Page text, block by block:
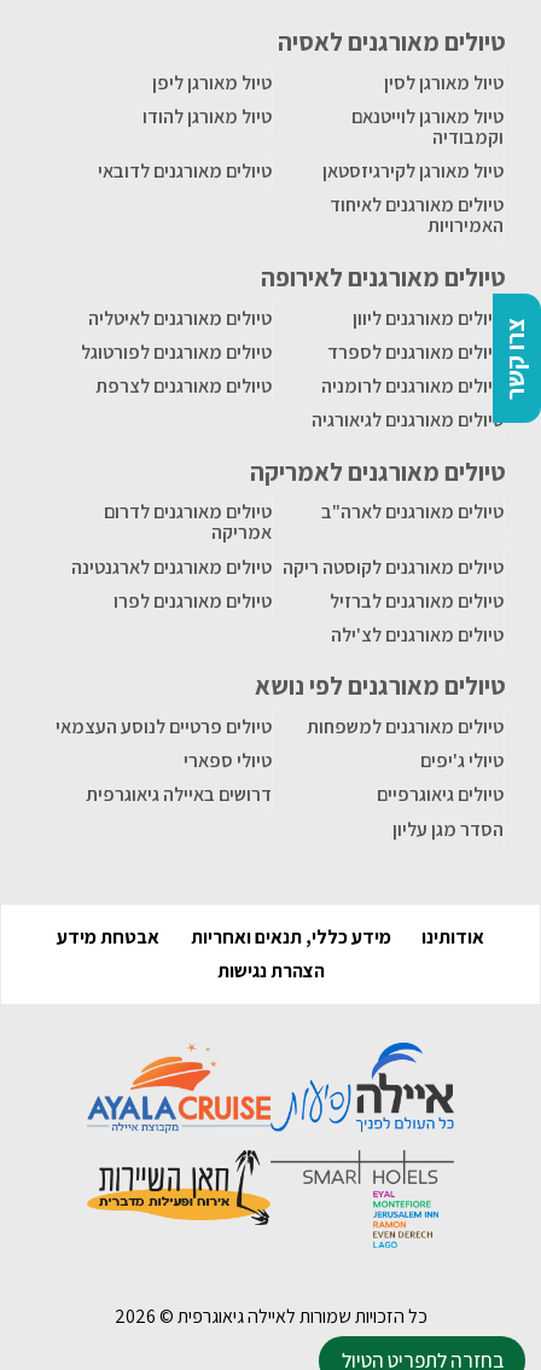
צרו קשר
בחזרה לתפריט הטיול
טיולים מאורגנים לאסיה
טיול מאורגן לסין
טיול מאורגן ליפן
טיול מאורגן לוייטנאם
וקמבודיה
טיול מאורגן להודו
טיול מאורגן לקירגיזסטאן
טיולים מאורגנים לדובאי
טיולים מאורגנים לאיחוד
האמירויות
טיולים מאורגנים לאירופה
טיולים מאורגנים ליוון
טיולים מאורגנים לאיטליה
טיולים מאורגנים לספרד
טיולים מאורגנים לפורטוגל
טיולים מאורגנים לרומניה
טיולים מאורגנים לצרפת
טיולים מאורגנים לגיאורגיה
טיולים מאורגנים לאמריקה
טיולים מאורגנים לארה"ב
טיולים מאורגנים לדרום
אמריקה
טיולים מאורגנים לקוסטה ריקה טיולים מאורגנים לארגנטינה
טיולים מאורגנים לברזיל
טיולים מאורגנים לפרו
טיולים מאורגנים לצ'ילה
טיולים מאורגנים לפי נושא
טיולים מאורגנים למשפחות
טיולים פרטיים לנוסע העצמאי
טיולי ג'יפים
טיולי ספארי
טיולים גיאוגרפיים
דרושים באיילה גיאוגרפית
הסדר מגן עליון
אודותינו מידע כללי, תנאים ואחריות
אבטחת מידע
הצהרת נגישות
כל הזכויות שמורות לאיילה גיאוגרפית ©2026